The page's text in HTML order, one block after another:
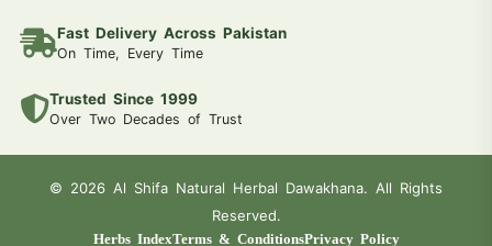
Fast Delivery Across Pakistan
On Time, Every Time
Trusted Since 1999
Over Two Decades of Trust
© 2026 Al Shifa Natural Herbal Dawakhana. All Rights
Reserved.
Herbs IndexTerms & ConditionsPrivacy Policy